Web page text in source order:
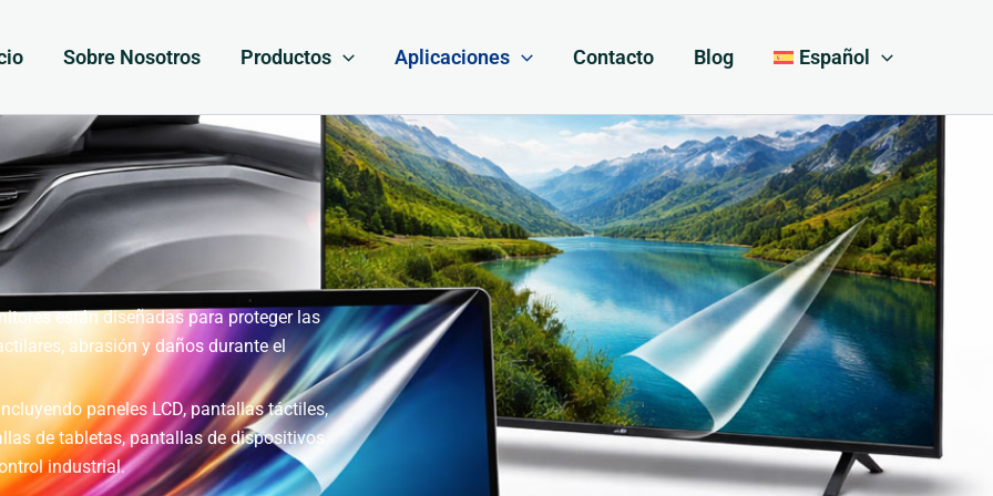
Sobre Nosotros Productos Aplicaciones Contacto Blog Español
están diseñadas para proteger las
abrasión y daños durante el
paneles LCD, pantallas táctiles,
de tabletas, pantallas de dispositivos
industrial.